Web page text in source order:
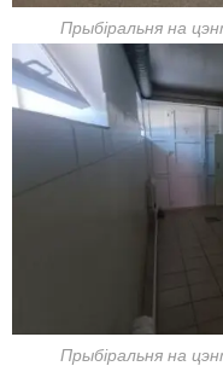
Прыбіральня на
Прыбіральня на